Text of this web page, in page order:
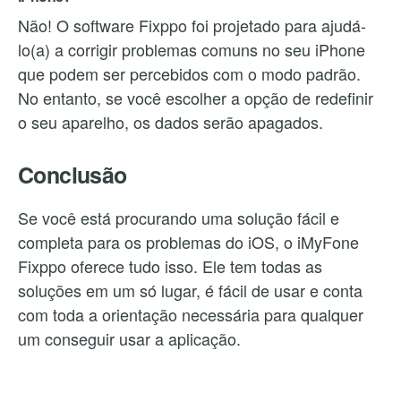
Não! O software Fixppo foi projetado para ajudá-
lo(a) a corrigir problemas comuns no seu iPhone
que podem ser percebidos com o modo padrão.
No entanto, se você escolher a opção de redefinir
o seu aparelho, os dados serão apagados.
Conclusão
Se você está procurando uma solução fácil e
completa para os problemas do iOS, o iMyFone
Fixppo oferece tudo isso. Ele tem todas as
soluções em um só lugar, é fácil de usar e conta
com toda a orientação necessária para qualquer
um conseguir usar a aplicação.